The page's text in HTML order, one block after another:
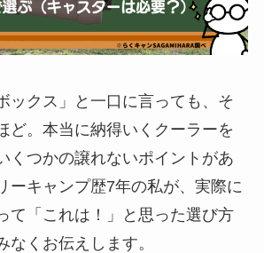
ックス」と一口に言っても、そ
ど。本当に納得いくクーラーを
くつかの譲れないポイントがあ
ーキャンプ歴7年の私が、実際に
て「これは！」と思った選び方
なくお伝えします。